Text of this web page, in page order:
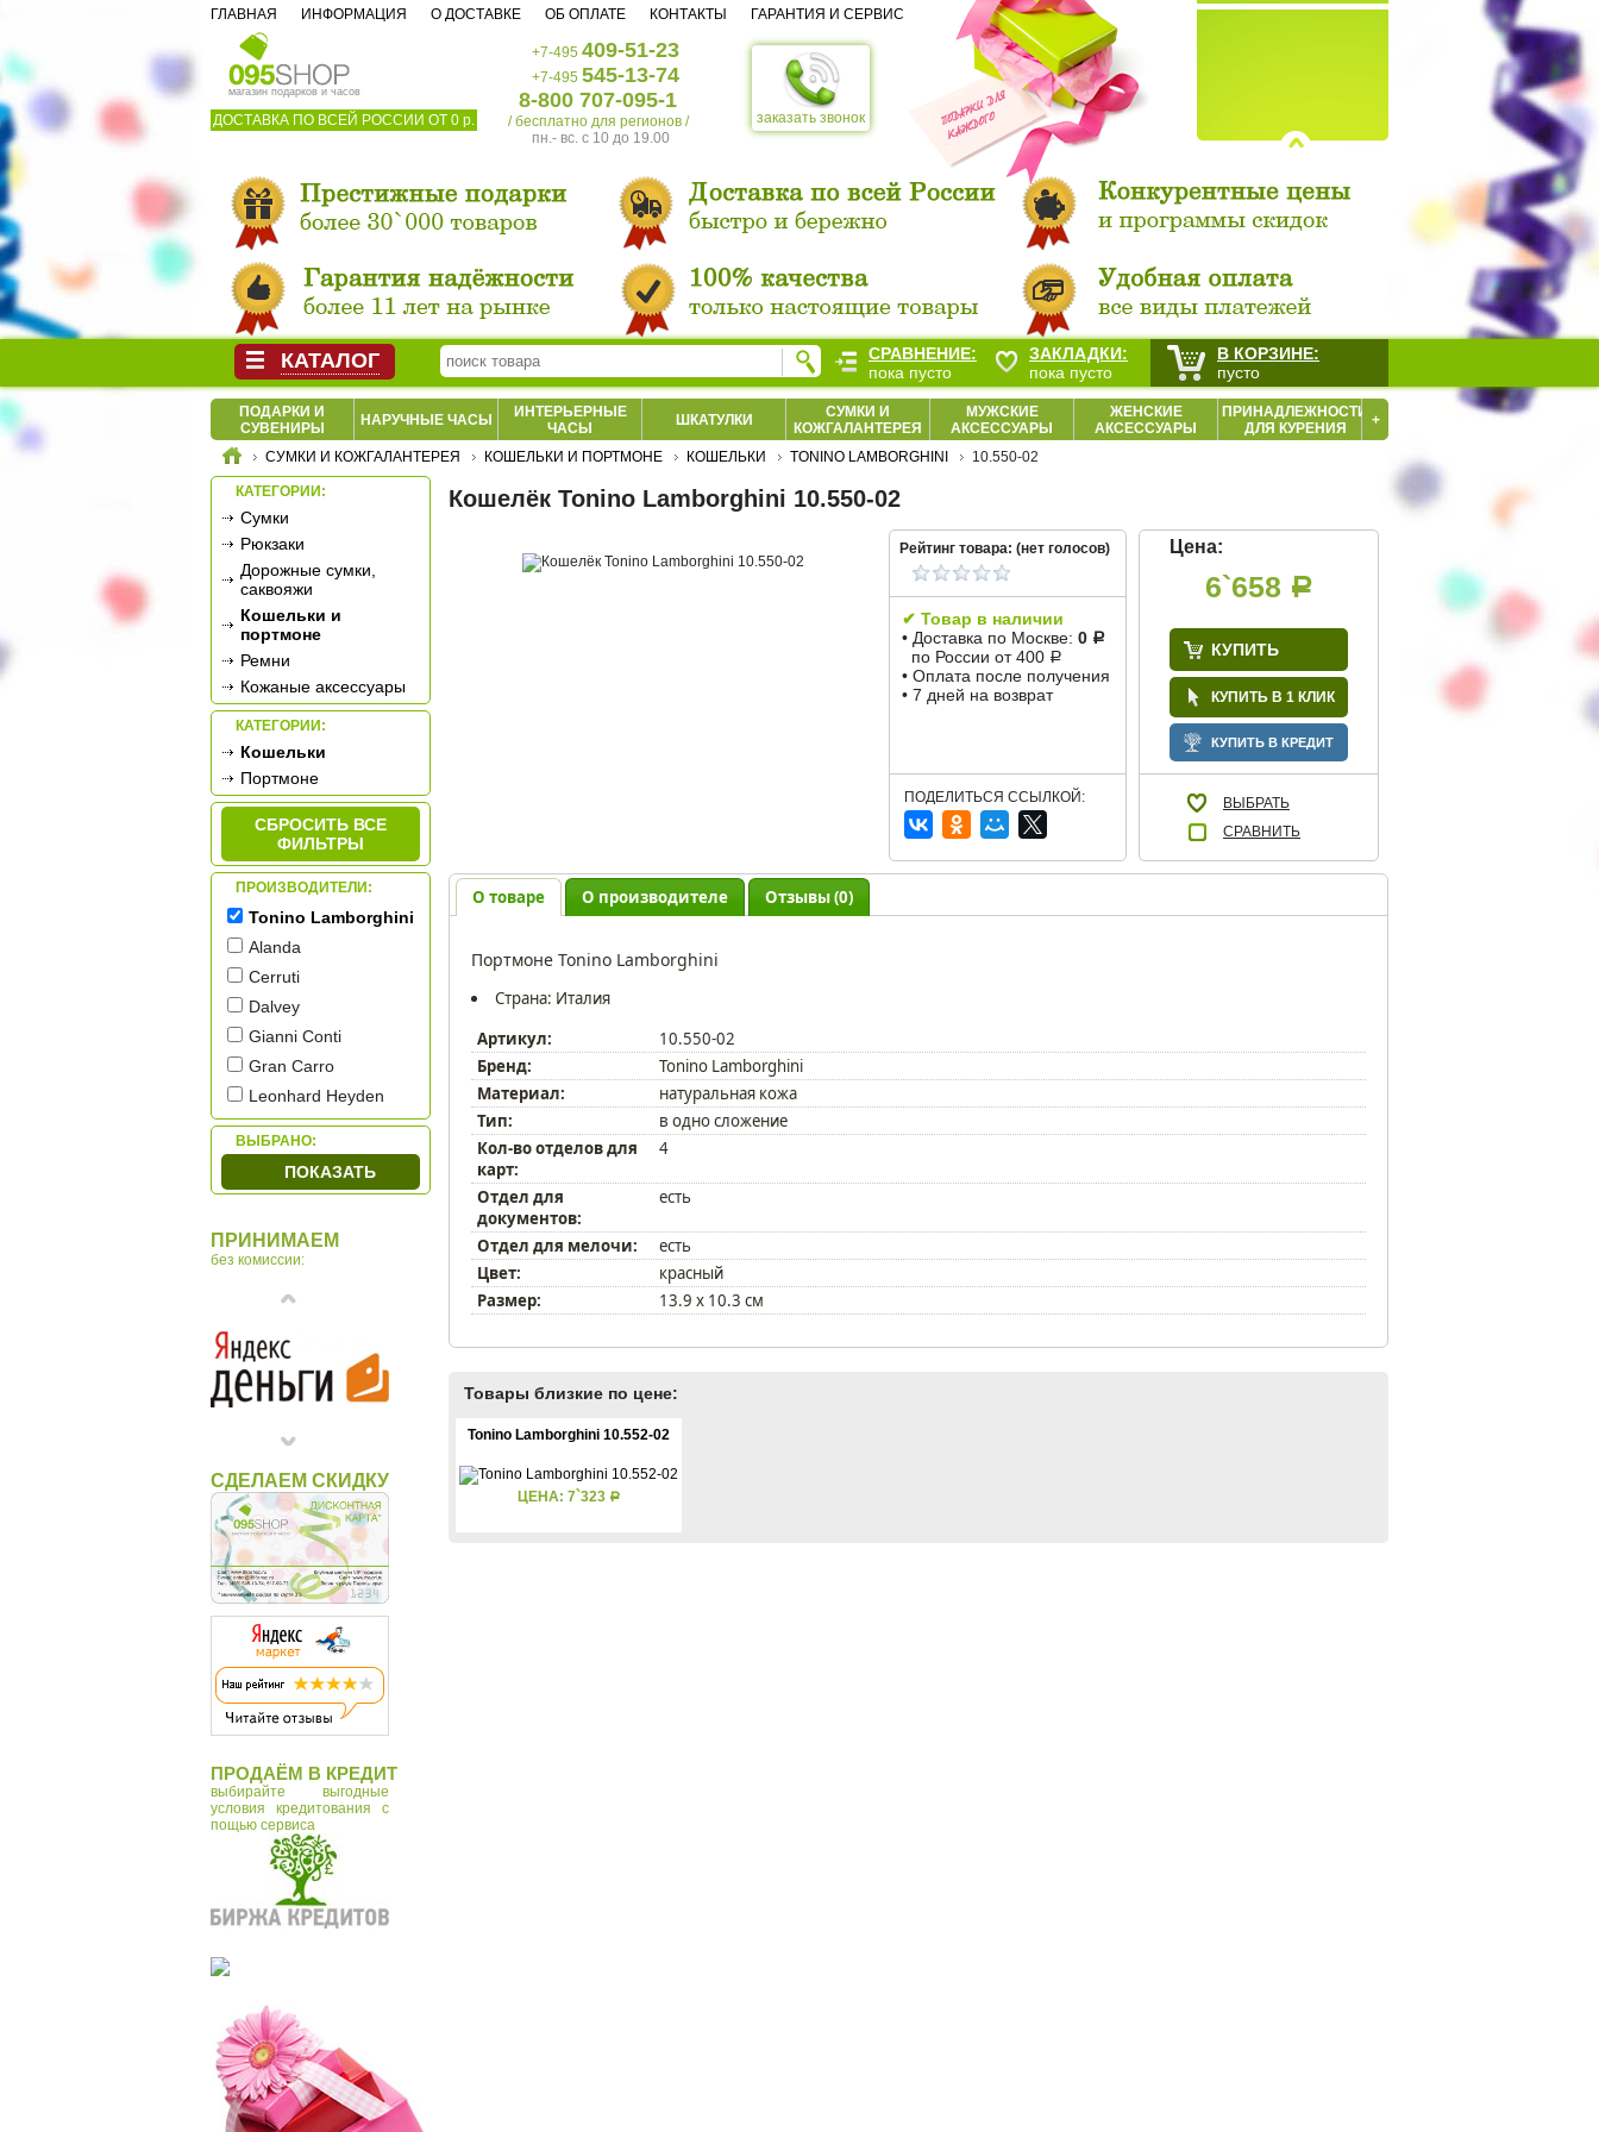
магазин подарков и часов
ДОСТАВКА ПО ВСЕЙ РОССИИ ОТ 0 р. заказать звонок
+7-495 409-51-23
+7-495 545-13-74
8-800 707-095-1
/ бесплатно для регионов /
пн.- вс. c 10 до 19.00
ГЛАВНАЯ ИНФОРМАЦИЯ О ДОСТАВКЕ ОБ ОПЛАТЕ КОНТАКТЫ ГАРАНТИЯ И СЕРВИС
ПОДАРКИ И
СУВЕНИРЫ
НАРУЧНЫЕ ЧАСЫ
ИНТЕРЬЕРНЫЕ
ЧАСЫ
ШКАТУЛКИ
СУМКИ И
КОЖГАЛАНТЕРЕЯ
МУЖСКИЕ
АКСЕССУАРЫ
ЖЕНСКИЕ
АКСЕССУАРЫ
ПРИНАДЛЕЖНОСТИ
ДЛЯ КУРЕНИЯ
+
СУМКИ И КОЖГАЛАНТЕРЕЯ КОШЕЛЬКИ И ПОРТМОНЕ КОШЕЛЬКИ TONINO LAMBORGHINI 10.550-02
КАТЕГОРИИ:
Сумки
Рюкзаки
Дорожные сумки,
саквояжи
Кошельки и
портмоне
Ремни
Кожаные аксессуары
КАТЕГОРИИ:
Кошельки
Портмоне
СБРОСИТЬ ВСЕ
ФИЛЬТРЫ
ПРОИЗВОДИТЕЛИ:
Tonino Lamborghini
Alanda
Cerruti
Dalvey
Gianni Conti
Gran Carro
Leonhard Heyden
Mano
Narvin by Vasheron
Porsche Design
Tuscany Leather
Макей
ВЫБРАНО:
ПОКАЗАТЬ
ПРИНИМАЕМ
без комиссии:
СДЕЛАЕМ СКИДКУ
ПРОДАЁМ В КРЕДИТ
выбирайте выгодные
условия кредитования с
пощью сервиса
Кошелёк Tonino Lamborghini 10.550-02
Рейтинг товара: (нет голосов)
✔ Товар в наличии
• Доставка по Москве: 0 Р
по России от 400 Р
• Оплата после получения
• 7 дней на возврат
ПОДЕЛИТЬСЯ ССЫЛКОЙ:
Цена:
6`658 Р
КУПИТЬ
КУПИТЬ В 1 КЛИК
КУПИТЬ В КРЕДИТ
ВЫБРАТЬ
СРАВНИТЬ
О товаре О производителе Отзывы (0)
Портмоне Tonino Lamborghini
Страна: Италия
Артикул:
10.550-02
Бренд:
Tonino Lamborghini
Материал:
натуральная кожа
Тип:
в одно сложение
Кол-во отделов для
карт:
4
Отдел для
документов:
есть
Отдел для мелочи:
есть
Цвет:
красный
Размер:
13.9 x 10.3 см
Товары близкие по цене:
Tonino Lamborghini 10.552-02
ЦЕНА: 7`323 Р
КАТАЛОГ
СРАВНЕНИЕ:
пока пусто
ЗАКЛАДКИ:
пока пусто
В КОРЗИНЕ:
пусто